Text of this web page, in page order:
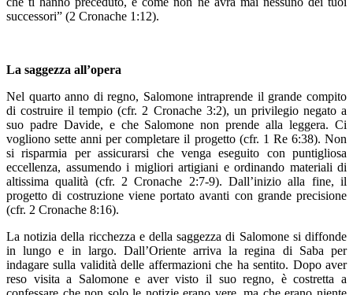
successori” (2 Cronache 1:12).
La saggezza all’opera
Nel quarto anno di regno, Salomone intraprende il grande compito
di costruire il tempio (cfr. 2 Cronache 3:2), un privilegio negato a
suo padre Davide, e che Salomone non prende alla leggera. Ci
vogliono sette anni per completare il progetto (cfr. 1 Re 6:38). Non
si risparmia per assicurarsi che venga eseguito con puntigliosa
eccellenza, assumendo i migliori artigiani e ordinando materiali di
altissima qualità (cfr. 2 Cronache 2:7-9). Dall’inizio alla fine, il
progetto di costruzione viene portato avanti con grande precisione
(cfr. 2 Cronache 8:16).
La notizia della ricchezza e della saggezza di Salomone si diffonde
in lungo e in largo. Dall’Oriente arriva la regina di Saba per
indagare sulla validità delle affermazioni che ha sentito. Dopo aver
reso visita a Salomone e aver visto il suo regno, è costretta a